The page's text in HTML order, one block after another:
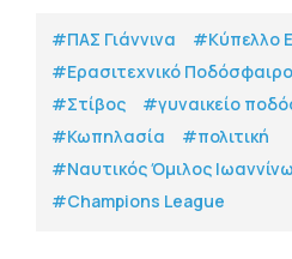
#ΠΑΣ Γιάννινα
#Κύπελλο
#Eρασιτεχνικό Ποδόσφαιρο
#Στίβος
#γυναικείο
#Κωπηλασία
#πολιτική
#Ναυτικός Όμιλος
#Champions League